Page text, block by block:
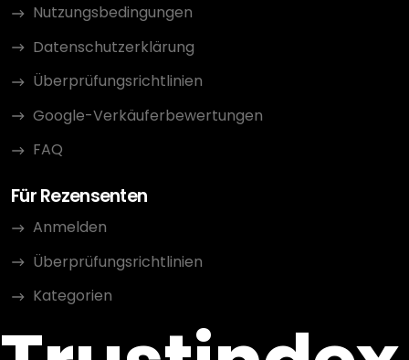
Nutzungsbedingungen
Datenschutzerklärung
Überprüfungsrichtlinien
Google-Verkäuferbewertungen
FAQ
Für Rezensenten
Anmelden
Überprüfungsrichtlinien
Kategorien